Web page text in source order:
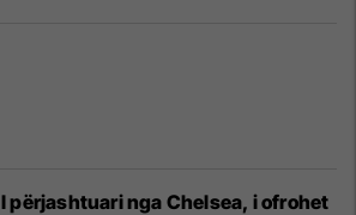
I përjashtuari nga Chelsea, i ofrohet